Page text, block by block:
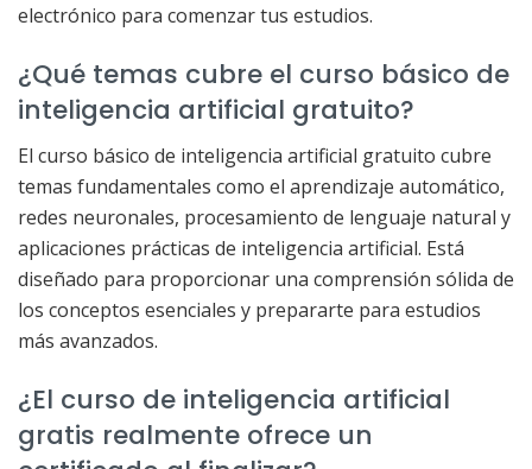
electrónico para comenzar tus estudios.
¿Qué temas cubre el curso básico de
inteligencia artificial gratuito?
El curso básico de inteligencia artificial gratuito cubre
temas fundamentales como el aprendizaje automático,
redes neuronales, procesamiento de lenguaje natural y
aplicaciones prácticas de inteligencia artificial. Está
diseñado para proporcionar una comprensión sólida de
los conceptos esenciales y prepararte para estudios
más avanzados.
¿El curso de inteligencia artificial
gratis realmente ofrece un